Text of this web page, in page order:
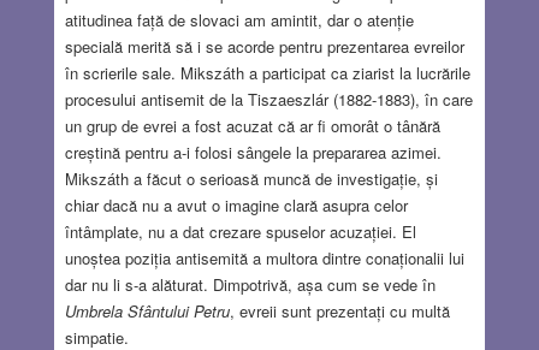
atitudinea față de slovaci am amintit, dar o atenție
specială merită să i se acorde pentru prezentarea evreilor
în scrierile sale. Mikszáth a participat ca ziarist la lucrările
procesului antisemit de la Tiszaeszlár (1882-1883), în care
un grup de evrei a fost acuzat că ar fi omorât o tânără
creștină pentru a-i folosi sângele la prepararea azimei.
Mikszáth a făcut o serioasă muncă de investigație, și
chiar dacă nu a avut o imagine clară asupra celor
întâmplate, nu a dat crezare spuselor acuzației. El
unoștea poziția antisemită a multora dintre conaționalii lui
dar nu li s-a alăturat. Dimpotrivă, așa cum se vede în
Umbrela Sfântului Petru, evreii sunt prezentați cu multă
simpatie.